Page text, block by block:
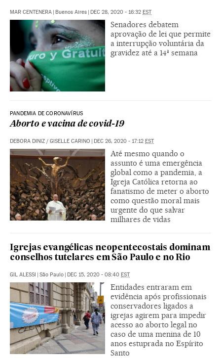
MAR CENTENERA | Buenos Aires | DEC 28, 2020 - 16:32 EST
Senadores debatem
aprovação de lei que permite
a interrupção voluntária da
gravidez até a 14ª semana
PANDEMIA DE CORONAVÍRUS
Aborto e vacina de covid-19
DEBORA DINIZ / GISELLE CARINO | DEC 26, 2020 - 17:12 EST
Até mesmo quando o
assunto é uma emergência
global como a pandemia, a
Igreja Católica retorna ao
fanatismo de meter o aborto
como questão moral mais
urgente do que salvar
milhares de vidas
Igrejas evangélicas neopentecostais dominam
conselhos tutelares em São Paulo e no Rio
GIL ALESSI | São Paulo | DEC 15, 2020 - 08:40 EST
Entidades entraram em
evidência após profissionais
conservadores ligados a
igrejas agirem para impedir
acesso ao aborto legal no
caso de uma menina de 10
anos estuprada no Espírito
Santo